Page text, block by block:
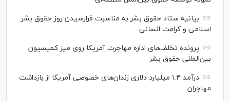
بیانیه ستاد حقوق بشر به مناسبت فرارسیدن روز حقوق بشر
اسلامی و کرامت انسانی
پرونده تخلف‌های اداره مهاجرت آمریکا روی میز کمیسیون
بین‌المللی حقوق بشر
درآمد ۱.۴ میلیارد دلاری زندان‌های خصوصی آمریکا از بازداشت
مهاجران